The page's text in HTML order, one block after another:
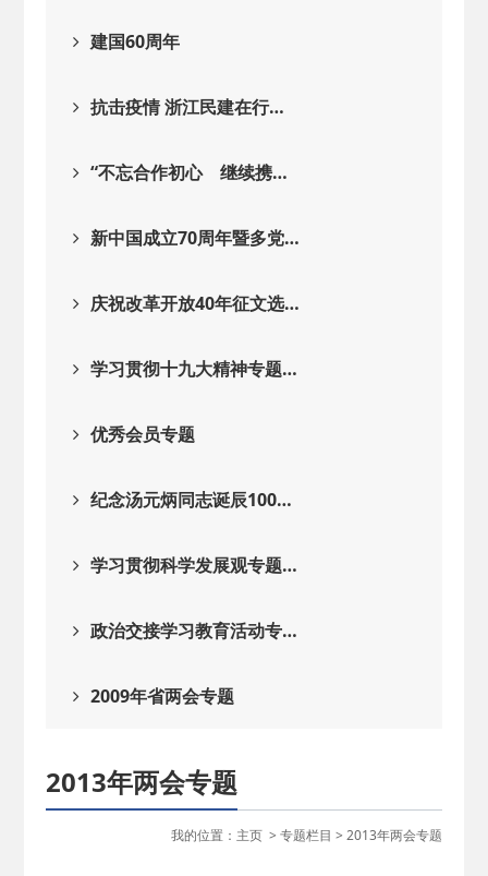
建国60周年
抗击疫情 浙江民建在行…
“不忘合作初心 继续携…
新中国成立70周年暨多党…
庆祝改革开放40年征文选…
学习贯彻十九大精神专题…
优秀会员专题
纪念汤元炳同志诞辰100…
学习贯彻科学发展观专题…
政治交接学习教育活动专…
2009年省两会专题
2013年两会专题
我的位置： 主页> 专题栏目 > 2013年两会专题